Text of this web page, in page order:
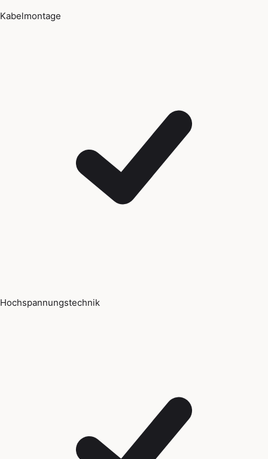
Kabelmontage
Hochspannungstechnik